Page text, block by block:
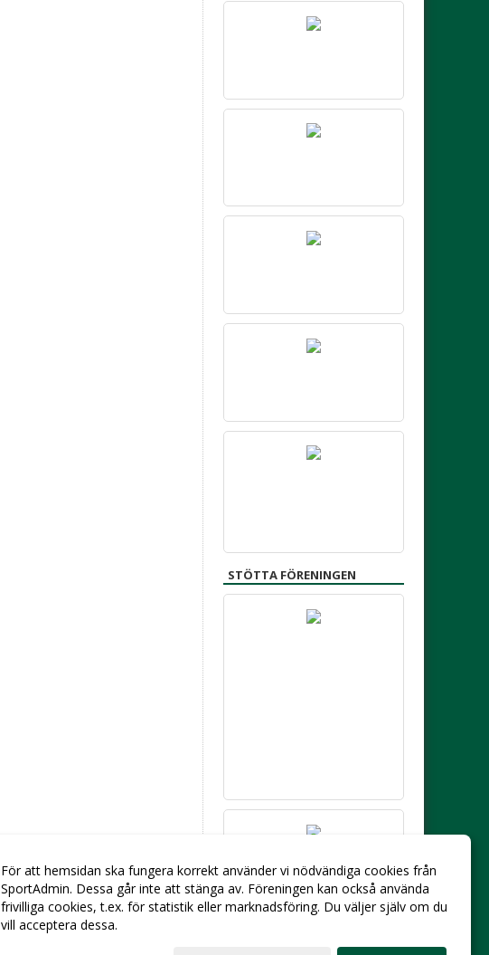
STÖTTA FÖRENINGEN
För att hemsidan ska fungera korrekt använder vi nödvändiga cookies från
SportAdmin. Dessa går inte att stänga av. Föreningen kan också använda
frivilliga cookies, t.ex. för statistik eller marknadsföring. Du väljer själv om du
vill acceptera dessa.